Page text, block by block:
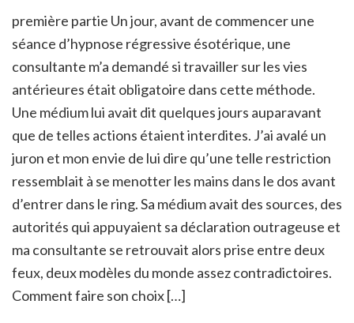
première partie Un jour, avant de commencer une
séance d’hypnose régressive ésotérique, une
consultante m’a demandé si travailler sur les vies
antérieures était obligatoire dans cette méthode.
Une médium lui avait dit quelques jours auparavant
que de telles actions étaient interdites. J’ai avalé un
juron et mon envie de lui dire qu’une telle restriction
ressemblait à se menotter les mains dans le dos avant
d’entrer dans le ring. Sa médium avait des sources, des
autorités qui appuyaient sa déclaration outrageuse et
ma consultante se retrouvait alors prise entre deux
feux, deux modèles du monde assez contradictoires.
Comment faire son choix […]